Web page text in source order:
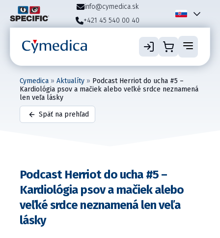
info@cymedica.sk
+421 45 540 00 40
Cymedica » Aktualíty » Podcast Herriot do ucha #5 –
Kardiológia psov a mačiek alebo veľké srdce neznamená
len veľa lásky
Späť na prehľad
Podcast Herriot do ucha #5 –
Kardiológia psov a mačiek alebo
veľké srdce neznamená len veľa
lásky